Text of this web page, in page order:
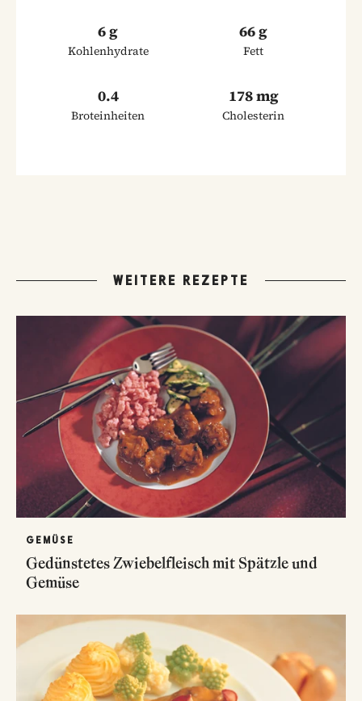
6 g
Kohlenhydrate
66 g
Fett
0.4
Broteinheiten
178 mg
Cholesterin
WEITERE REZEPTE
GEMÜSE
Gedünstetes Zwiebelfleisch mit Spätzle und
Gemüse